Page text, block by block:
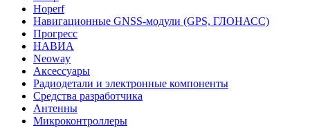
Hoperf
Навигационные GNSS-модули (GPS, ГЛОНАСС)
Прогресс
НАВИА
Neoway
Аксессуары
Радиодетали и электронные компоненты
Средства разработчика
Антенны
Микроконтроллеры